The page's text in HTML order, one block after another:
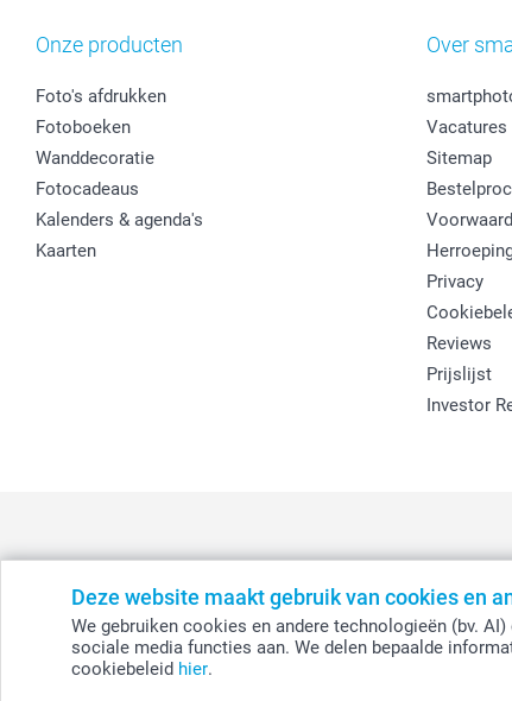
Deze website maakt gebruik van cookies en
We gebruiken cookies en andere technologieën (bv.
sociale media functies aan. We delen bepaalde
cookiebeleid hier.
Onze producten
Foto's afdrukken
Fotoboeken
Wanddecoratie
Fotocadeaus
Kalenders & agenda's
Kaarten
Over
Vacatures
Sitemap
Privacy
Reviews
Prijslijst
Investor
België - Belgique - Danmark - Deutschland - France -